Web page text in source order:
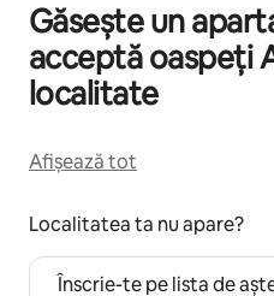
Găsește un
acceptă oaspeți
localitate
Afișează tot
Localitatea ta nu apare?
Înscrie-te pe lista de